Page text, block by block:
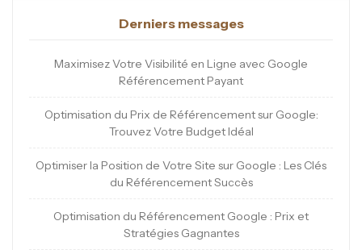
Derniers messages
Maximisez Votre Visibilité en Ligne avec Google
Référencement Payant
Optimisation du Prix de Référencement sur Google:
Trouvez Votre Budget Idéal
Optimiser la Position de Votre Site sur Google : Les Clés
du Référencement Succès
Optimisation du Référencement Google : Prix et
Stratégies Gagnantes